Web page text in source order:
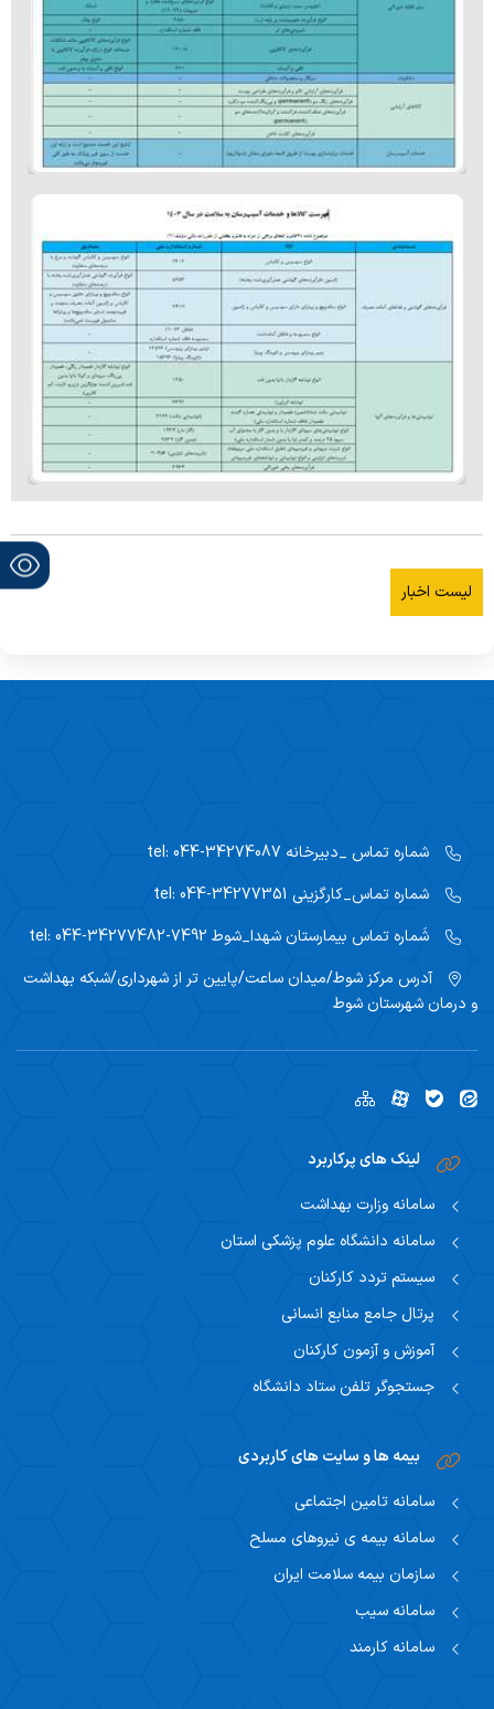
لیست اخبار
شماره تماس _دبیرخانه
شماره تماس_کارگزینی
شَماره تماس بیمارستان شهدا_شوط
آدرس مرکز شوط/میدان ساعت/پایین تر از شهرداری/شبکه بهداشت
و درمان شهرستان شوط
لینک های پرکاربرد
سامانه وزارت بهداشت
سامانه دانشگاه علوم پزشکی استان
سیستم تردد کارکنان
پرتال جامع منابع انسانی
آموزش و آزمون کارکنان
جستجوگر تلفن ستاد دانشگاه
بیمه ها و سایت های کاربردی
سامانه تامین اجتماعی
سامانه بیمه ی نیروهای مسلح
سازمان بیمه سلامت ایران
سامانه سیب
سامانه کارمند